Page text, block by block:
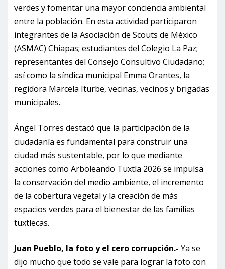
verdes y fomentar una mayor conciencia ambiental
entre la población. En esta actividad participaron
integrantes de la Asociación de Scouts de México
(ASMAC) Chiapas; estudiantes del Colegio La Paz;
representantes del Consejo Consultivo Ciudadano;
así como la síndica municipal Emma Orantes, la
regidora Marcela Iturbe, vecinas, vecinos y brigadas
municipales.
Ángel Torres destacó que la participación de la
ciudadanía es fundamental para construir una
ciudad más sustentable, por lo que mediante
acciones como Arboleando Tuxtla 2026 se impulsa
la conservación del medio ambiente, el incremento
de la cobertura vegetal y la creación de más
espacios verdes para el bienestar de las familias
tuxtlecas.
Juan Pueblo, la foto y el cero corrupción.- Ya se
dijo mucho que todo se vale para lograr la foto con